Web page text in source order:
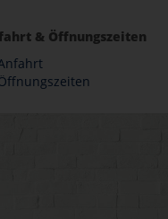
& Öffnungszeiten